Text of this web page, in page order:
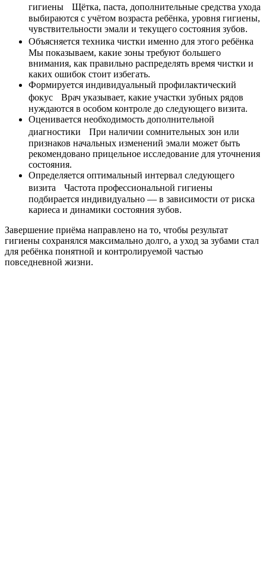
гигиены Щётка, паста, дополнительные средства ухода
выбираются с учётом возраста ребёнка, уровня гигиены,
чувствительности эмали и текущего состояния зубов.
Объясняется техника чистки именно для этого ребёнка
Мы показываем, какие зоны требуют большего
внимания, как правильно распределять время чистки и
каких ошибок стоит избегать.
Формируется индивидуальный профилактический
фокус Врач указывает, какие участки зубных рядов
нуждаются в особом контроле до следующего визита.
Оценивается необходимость дополнительной
диагностики При наличии сомнительных зон или
признаков начальных изменений эмали может быть
рекомендовано прицельное исследование для уточнения
состояния.
Определяется оптимальный интервал следующего
визита Частота профессиональной гигиены
подбирается индивидуально — в зависимости от риска
кариеса и динамики состояния зубов.
Завершение приёма направлено на то, чтобы результат
гигиены сохранялся максимально долго, а уход за зубами стал
для ребёнка понятной и контролируемой частью
повседневной жизни.